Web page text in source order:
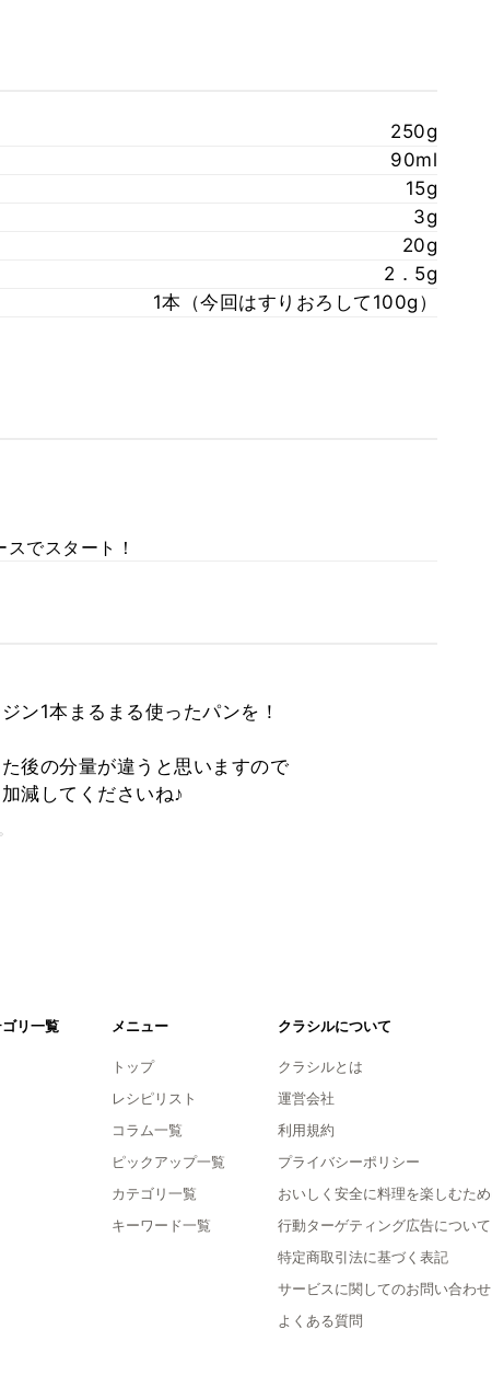
250g
90ml
15g
3g
20g
2．5g
1本（今回はすりおろして100g）
でスタート！
ン1本まるまる使ったパンを！
後の分量が違うと思いますので
減してくださいね♪
リ一覧 メニュー
トップ
レシピリスト
コラム一覧
ピックアップ一覧
カテゴリ一覧
キーワード一覧
クラシルについて
クラシルとは
運営会社
利用規約
プライバシーポリシー
おいしく安全に料理を楽しむため
行動ターゲティング広告について
特定商取引法に基づく表記
サービスに関してのお問い合わせ
よくある質問